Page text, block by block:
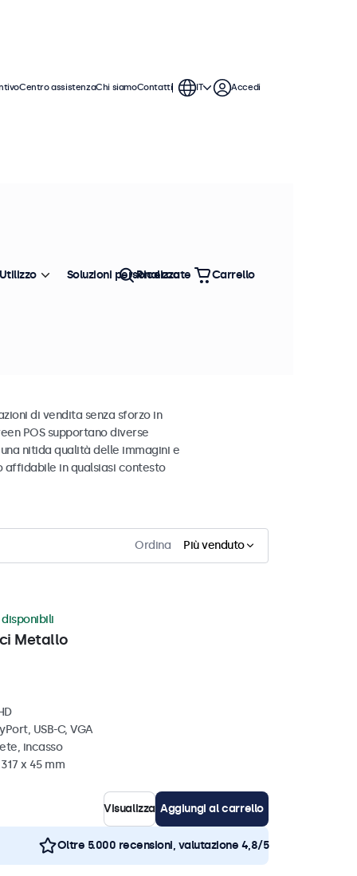
di vendita senza sforzo in
POS supportano diverse
nitida qualità delle immagini e
affidabile in qualsiasi contesto
Ordina Più venduto
Metallo
disponibili
USB-C, VGA
incasso
x 45 mm
Visualizza Aggiungi al carrello
Oltre 5.000 recensioni, valutazione 4,8/5
Centro assistenzaChi siamoContatti IT Accedi
Utilizzo Soluzioni personalizzate
Ricerca Carrello